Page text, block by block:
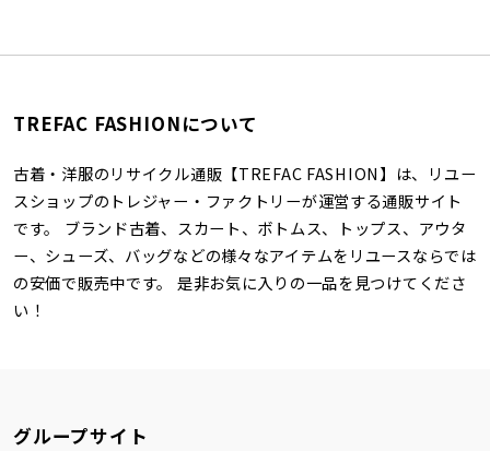
TREFAC FASHIONについて
古着・洋服のリサイクル通販【TREFAC FASHION】は、リユー
スショップのトレジャー・ファクトリーが運営する通販サイト
です。 ブランド古着、スカート、ボトムス、トップス、アウタ
ー、シューズ、バッグなどの様々なアイテムをリユースならでは
の安価で販売中です。 是非お気に入りの一品を見つけてくださ
い！
グループサイト